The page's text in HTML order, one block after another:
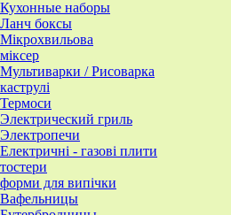
Кухонные наборы
Ланч боксы
Мікрохвильова
міксер
Мультиварки / Рисоварка
каструлі
Термоси
Электрический гриль
Электропечи
Електричні - газові плити
тостери
форми для випічки
Вафельницы